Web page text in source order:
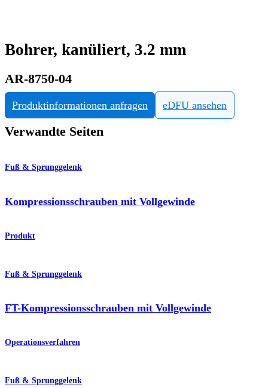
Bohrer, kanüliert, 3.2 mm
AR-8750-04
Produktinformationen anfragen eDFU ansehen
Verwandte Seiten
Fuß & Sprunggelenk
Kompressionsschrauben mit Vollgewinde
Produkt
Fuß & Sprunggelenk
FT-Kompressionsschrauben mit Vollgewinde
Operationsverfahren
Fuß & Sprunggelenk